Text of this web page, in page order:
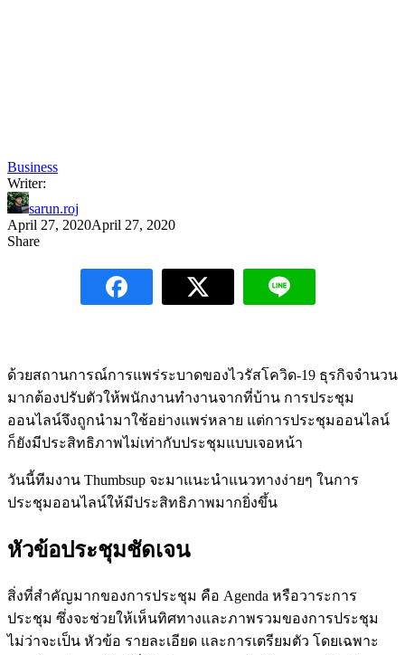
Business
Writer:
sarun.roj
April 27, 2020April 27, 2020
Share
ด้วยสถานการณ์การแพร่ระบาดของไวรัสโควิด-19 ธุรกิจจำนวน
มากต้องปรับตัวให้พนักงานทำงานจากที่บ้าน การประชุม
ออนไลน์จึงถูกนำมาใช้อย่างแพร่หลาย แต่การประชุมออนไลน์
ก็ยังมีประสิทธิภาพไม่เท่ากับประชุมแบบเจอหน้า
วันนี้ทีมงาน Thumbsup จะมาแนะนำแนวทางง่ายๆ ในการ
ประชุมออนไลน์ให้มีประสิทธิภาพมากยิ่งขึ้น
หัวข้อประชุมชัดเจน
สิ่งที่สำคัญมากของการประชุม คือ Agenda หรือวาระการ
ประชุม ซึ่งจะช่วยให้เห็นทิศทางและภาพรวมของการประชุม
ไม่ว่าจะเป็น หัวข้อ รายละเอียด และการเตรียมตัว โดยเฉพาะ